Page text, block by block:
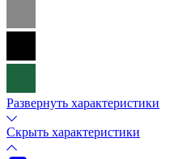
Развернуть характеристики
Скрыть характеристики